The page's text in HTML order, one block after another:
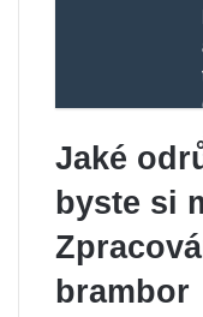
Jaké
byste si
brambor